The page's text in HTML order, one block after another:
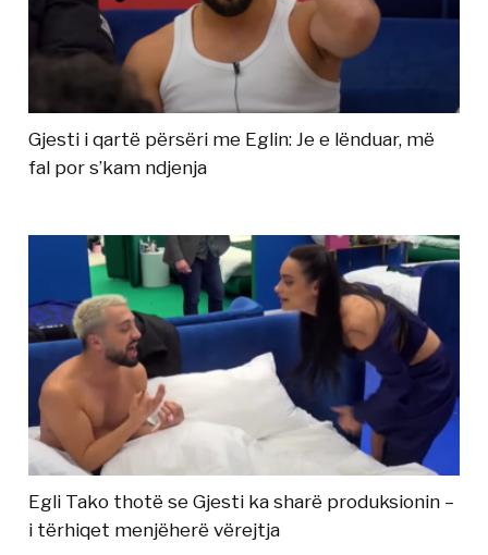
Gjesti i qartë përsëri me Eglin: Je e lënduar, më
fal por s’kam ndjenja
Egli Tako thotë se Gjesti ka sharë produksionin –
i tërhiqet menjëherë vërejtja